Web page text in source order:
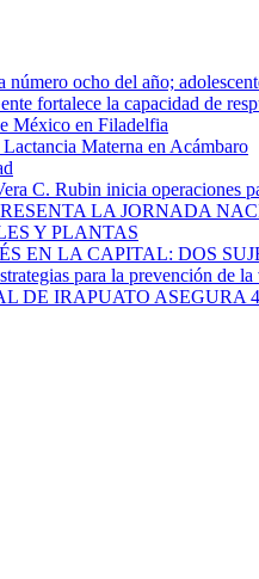
ocho del año;
fortalece la capacidad de
México en Filadelfia
Materna en Acámbaro
C. Rubin inicia operaciones
LA JORNADA
Y PLANTAS
EN LA CAPITAL: DOS
para la prevención de
DE IRAPUATO